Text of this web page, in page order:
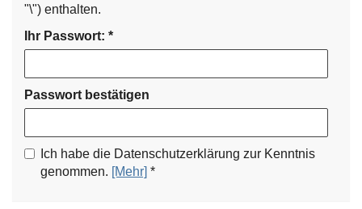
"\") enthalten.
Ihr Passwort: *
Passwort bestätigen
Ich habe die Datenschutzerklärung zur Kenntnis
genommen. [Mehr]zu unserer Datenschutzerklärung
*